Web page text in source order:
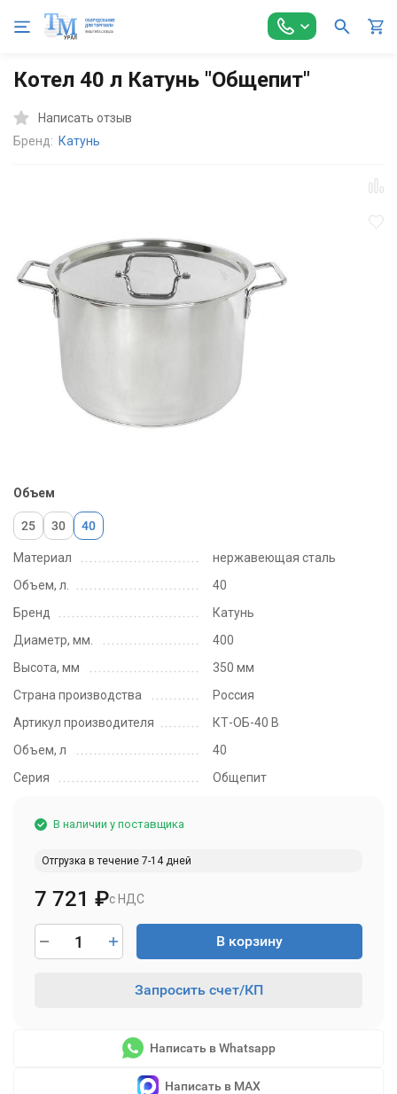
Главная Оборудование для Общепита Посуда и инвентарь
Котел 40 л Катунь "Общепит"
Написать отзыв
Бренд: Катунь
Материал
нержавеющая сталь
Объем, л.
40
Бренд
Катунь
Диаметр, мм.
400
Высота, мм
350 мм
Страна производства
Россия
Артикул производителя
КТ-ОБ-40 В
Объем, л
40
Серия
Общепит
Объем
25 30 40
В наличии у поставщика
Отгрузка в течение 7-14 дней
с НДС
7 721 ₽
В корзину
Запросить счет/КП
Написать в Whatsapp
Написать в MAX